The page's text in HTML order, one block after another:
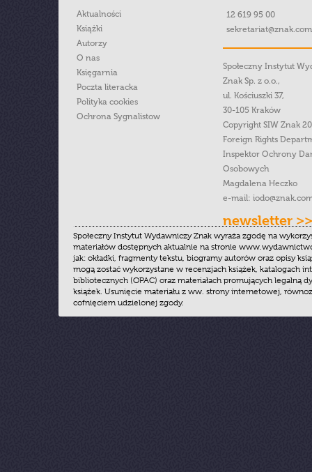
Aktualności
Książki
Autorzy
O nas
Księgarnia
Poczta literacka
Polityka cookies
Ochrona Sygnalistow
12 619 95 00
Społeczny Instytut
Znak Sp. z o.o.,
ul. Kościuszki 37,
30-105 Kraków
Copyright SIW Znak
Foreign Rights
Inspektor Ochrony
Osobowych
Magdalena Heczko
e-mail:
newsletter >>
Społeczny Instytut Wydawniczy Znak wyraża zgodę na
materiałów dostępnych aktualnie na stronie
jak: okładki, fragmenty tekstu, biogramy autorów oraz opisy
mogą zostać wykorzystane w recenzjach książek, katalogach
bibliotecznych (OPAC) oraz materiałach promujących legalną
książek. Usunięcie materiału z ww. strony internetowej,
cofnięciem udzielonej zgody.